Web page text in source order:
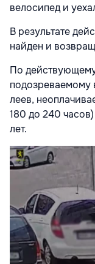
велосипед и
В результате
найден и
По
подозреваемому
леев,
180 до 240
лет.